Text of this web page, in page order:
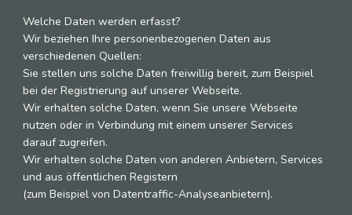
Welche Daten werden erfasst?
Wir beziehen Ihre personenbezogenen Daten aus
verschiedenen Quellen:
Sie stellen uns solche Daten freiwillig bereit, zum Beispiel
bei der Registrierung auf unserer Webseite.
Wir erhalten solche Daten, wenn Sie unsere Webseite
nutzen oder in Verbindung mit einem unserer Services
darauf zugreifen.
Wir erhalten solche Daten von anderen Anbietern, Services
und aus öffentlichen Registern
(zum Beispiel von Datentraffic-Analyseanbietern).